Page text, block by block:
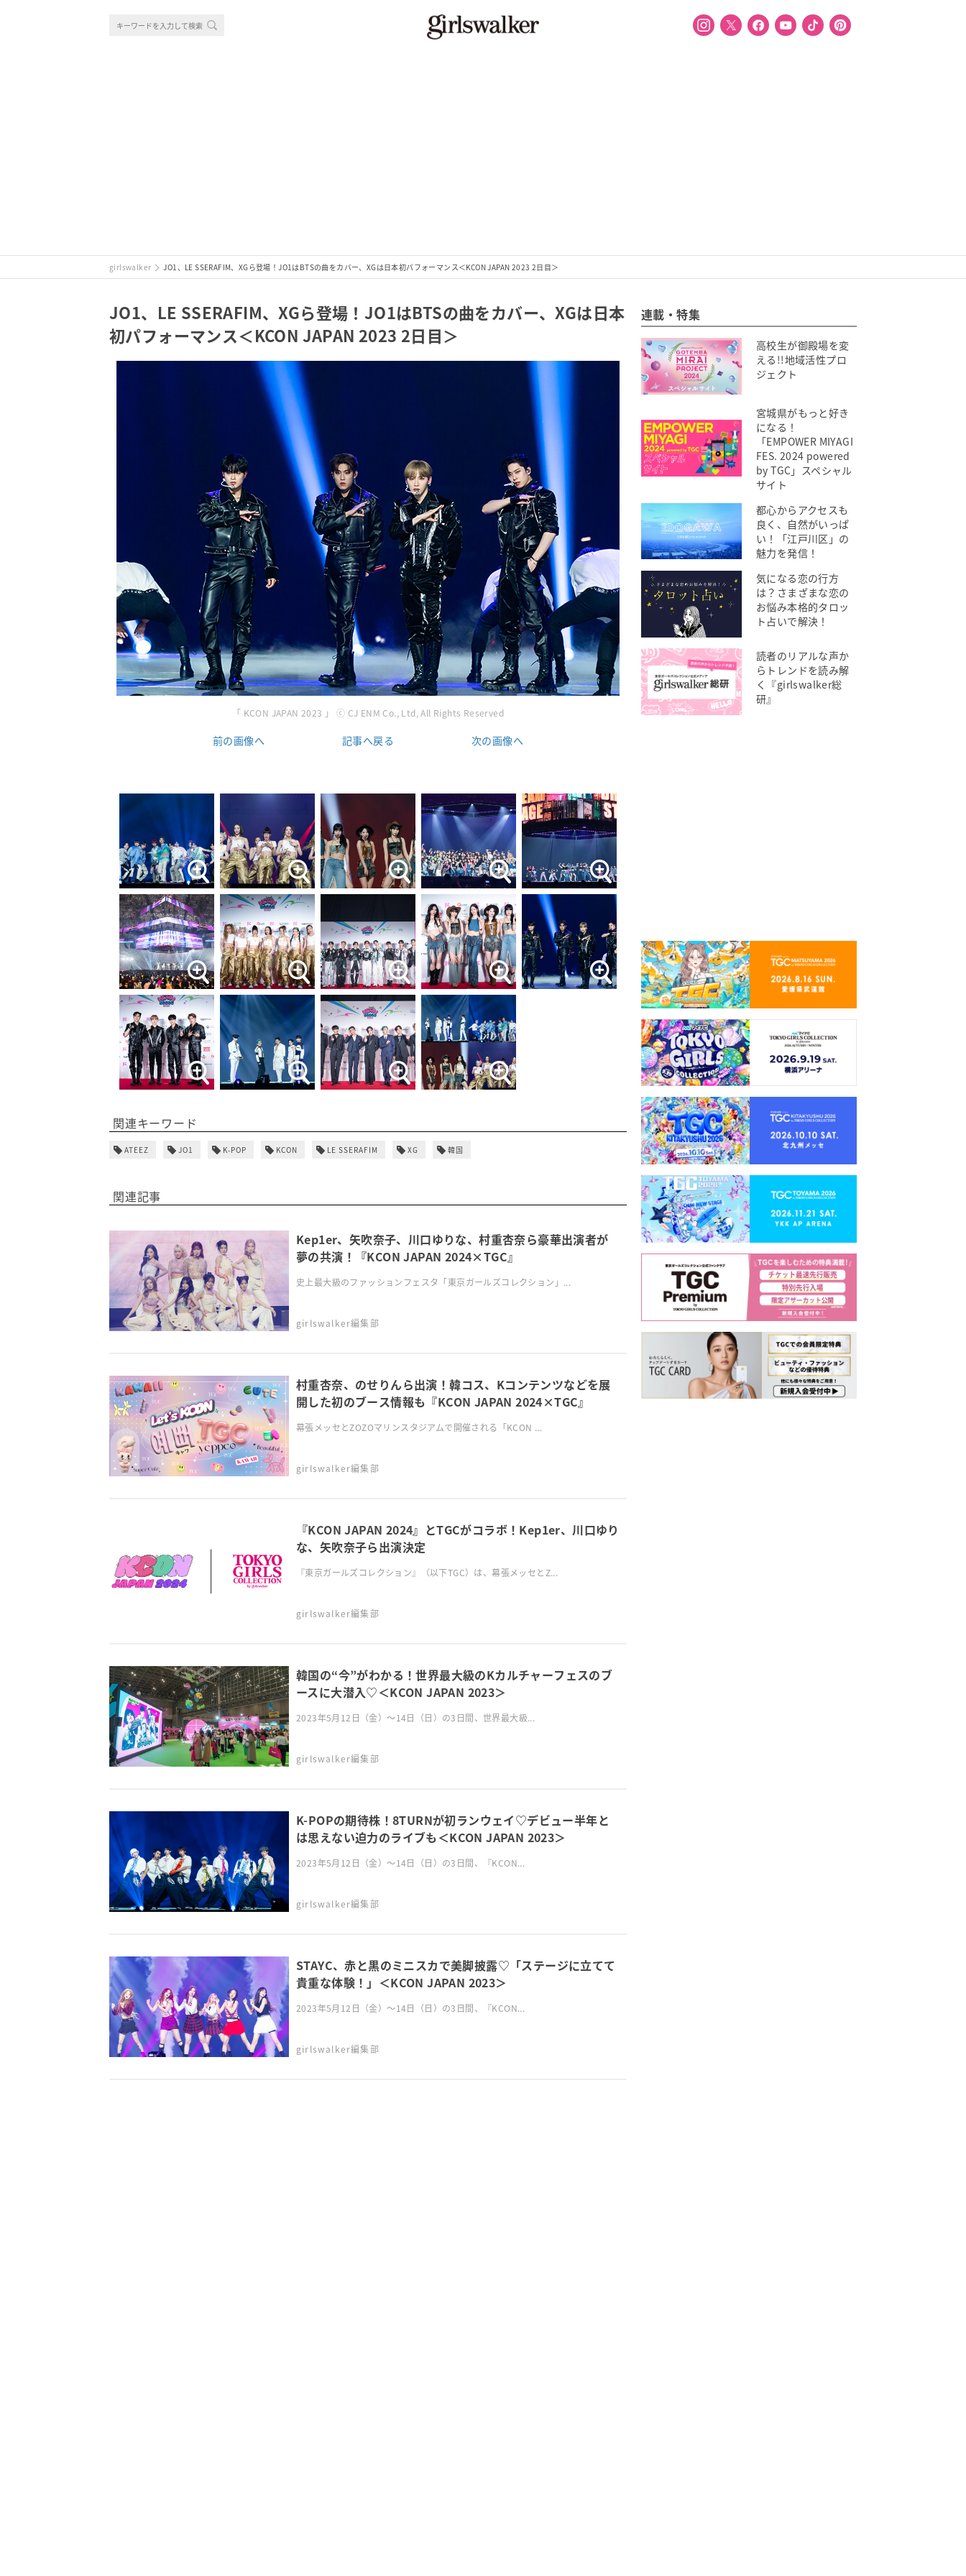
girlswalker JO1、LE SSERAFIM、XGら登場！JO1はBTSの曲をカバー、XGは日本初パフォーマンス＜KCON JAPAN 2023 2日目＞
JO1、LE SSERAFIM、XGら登場！JO1はBTSの曲をカバー、XGは日本
初パフォーマンス＜KCON JAPAN 2023 2日目＞
「 KCON JAPAN 2023 」 ⓒ CJ ENM Co., Ltd, All Rights Reserved
前の画像へ 記事へ戻る 次の画像へ
関連キーワード
ATEEZ JO1 K-POP KCON LE SSERAFIM XG 韓国
関連記事
Kep1er、矢吹奈子、川口ゆりな、村重杏奈ら豪華出演者が
夢の共演！『KCON JAPAN 2024×TGC』
史上最大級のファッションフェスタ「東京ガールズコレクション」...
girlswalker編集部
村重杏奈、のせりんら出演！韓コス、Kコンテンツなどを展
開した初のブース情報も『KCON JAPAN 2024×TGC』
幕張メッセとZOZOマリンスタジアムで開催される「KCON ...
girlswalker編集部
『KCON JAPAN 2024』とTGCがコラボ！Kep1er、川口ゆり
な、矢吹奈子ら出演決定
『東京ガールズコレクション』（以下TGC）は、幕張メッセとZ...
girlswalker編集部
韓国の“今”がわかる！世界最大級のKカルチャーフェスのブ
ースに大潜入♡＜KCON JAPAN 2023＞
2023年5月12日（金）〜14日（日）の3日間、世界最大級...
girlswalker編集部
K-POPの期待株！8TURNが初ランウェイ♡デビュー半年と
は思えない迫力のライブも＜KCON JAPAN 2023＞
2023年5月12日（金）〜14日（日）の3日間、『KCON...
girlswalker編集部
STAYC、赤と黒のミニスカで美脚披露♡「ステージに立てて
貴重な体験！」＜KCON JAPAN 2023＞
2023年5月12日（金）〜14日（日）の3日間、『KCON...
girlswalker編集部
連載・特集
高校生が御殿場を変
える!!地域活性プロ
ジェクト
宮城県がもっと好き
になる！
「EMPOWER MIYAGI
FES. 2024 powered
by TGC」スペシャル
サイト
都心からアクセスも
良く、自然がいっぱ
い！「江戸川区」の
魅力を発信！
気になる恋の行方
は？さまざまな恋の
お悩み本格的タロッ
ト占いで解決！
読者のリアルな声か
らトレンドを読み解
く『girlswalker総
研』